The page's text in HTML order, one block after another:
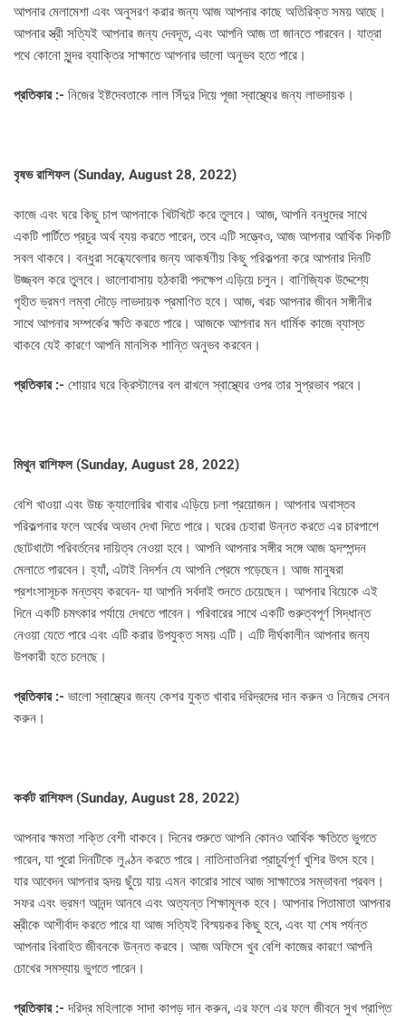
আপনার মেলামেশা এবং অনুসরণ করার জন্য আজ আপনার কাছে অতিরিক্ত সময় আছে।
আপনার স্ত্রী সত্যিই আপনার জন্য দেবদূত, এবং আপনি আজ তা জানতে পারবেন। যাত্রা
পথে কোনো সুন্দর ব্যাক্তির সাক্ষাতে আপনার ভালো অনুভব হতে পারে।
প্রতিকার :- নিজের ইষ্টদেবতাকে লাল সিঁদুর দিয়ে পূজা স্বাস্থ্যের জন্য লাভদায়ক।
বৃষভ রাশিফল (Sunday, August 28, 2022)
কাজে এবং ঘরে কিছু চাপ আপনাকে খিটখিটে করে তুলবে। আজ, আপনি বন্ধুদের সাথে
একটি পার্টিতে প্রচুর অর্থ ব্যয় করতে পারেন, তবে এটি সত্ত্বেও, আজ আপনার আর্থিক দিকটি
সবল থাকবে। বন্ধুরা সন্ধ্যেবেলার জন্য আকর্ষণীয় কিছু পরিকল্পনা করে আপনার দিনটি
উজ্জ্বল করে তুলবে। ভালোবাসায় হঠকারী পদক্ষেপ এড়িয়ে চলুন। বাণিজ্যিক উদ্দেশ্যে
গৃহীত ভ্রমণ লম্বা দৌড়ে লাভদায়ক প্রমাণিত হবে। আজ, খরচ আপনার জীবন সঙ্গীনীর
সাথে আপনার সম্পর্কের ক্ষতি করতে পারে। আজকে আপনার মন ধার্মিক কাজে ব্যাস্ত
থাকবে যেই কারণে আপনি মানসিক শান্তি অনুভব করবেন।
প্রতিকার :- শোয়ার ঘরে ক্রিস্টালের বল রাখলে স্বাস্থ্যের ওপর তার সুপ্রভাব পরবে।
মিথুন রাশিফল (Sunday, August 28, 2022)
বেশি খাওয়া এবং উচ্চ ক্যালোরির খাবার এড়িয়ে চলা প্রয়োজন। আপনার অবাস্তব
পরিকল্পনার ফলে অর্থের অভাব দেখা দিতে পারে। ঘরের চেহারা উন্নত করতে এর চারপাশে
ছোটখাটো পরিবর্তনের দায়িত্ব নেওয়া হবে। আপনি আপনার সঙ্গীর সঙ্গে আজ হৃদস্পন্দন
মেলাতে পারবেন। হ্যাঁ, এটাই নিদর্শন যে আপনি প্রেমে পড়েছেন। আজ মানুষরা
প্রশংসাসূচক মন্তব্য করবেন- যা আপনি সর্বদাই শুনতে চেয়েছেন। আপনার বিয়েকে এই
দিনে একটি চমৎকার পর্যায়ে দেখতে পাবেন। পরিবারের সাথে একটি গুরুত্বপূর্ণ সিদ্ধান্ত
নেওয়া যেতে পারে এবং এটি করার উপযুক্ত সময় এটি। এটি দীর্ঘকালীন আপনার জন্য
উপকারী হতে চলেছে।
প্রতিকার :- ভালো স্বাস্থ্যের জন্য কেশর যুক্ত খাবার দরিদ্রদের দান করুন ও নিজের সেবন
করুন।
কর্কট রাশিফল (Sunday, August 28, 2022)
আপনার ক্ষমতা শক্তি বেশী থাকবে। দিনের শুরুতে আপনি কোনও আর্থিক ক্ষতিতে ভুগতে
পারেন, যা পুরো দিনটিকে লুণ্ঠন করতে পারে। নাতিনাতনিরা প্রাচুর্যপূর্ণ খুশির উৎস হবে।
যার আবেদন আপনার হৃদয় ছুঁয়ে যায় এমন কারোর সাথে আজ সাক্ষাতের সম্ভাবনা প্রবল।
সফর এবং ভ্রমণ আনন্দ আনবে এবং অত্যন্ত শিক্ষামূলক হবে। আপনার পিতামাতা আপনার
স্ত্রীকে আশীর্বাদ করতে পারে যা আজ সত্যিই বিস্ময়কর কিছু হবে, এবং যা শেষ পর্যন্ত
আপনার বিবাহিত জীবনকে উন্নত করবে। আজ অফিসে খুব বেশি কাজের কারণে আপনি
চোখের সমস্যায় ভুগতে পারেন।
প্রতিকার :- দরিদ্র মহিলাকে সাদা কাপড় দান করুন, এর ফলে এর ফলে জীবনে সুখ প্রাপ্তি